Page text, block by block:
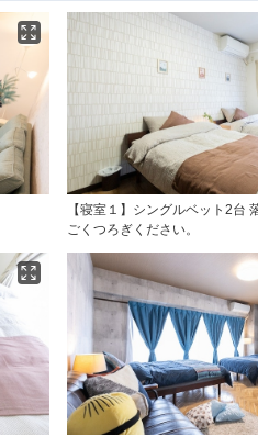
【寝室１】シングルベット2台
ごくつろぎください。